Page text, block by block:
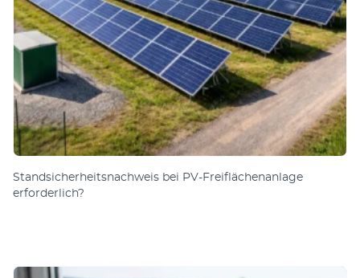
Standsicherheitsnachweis bei PV-Freiflächenanlage
erforderlich?